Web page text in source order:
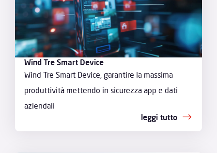
Wind Tre Smart Device
Wind Tre Smart Device, garantire la massima
produttività mettendo in sicurezza app e dati
aziendali
leggi tutto